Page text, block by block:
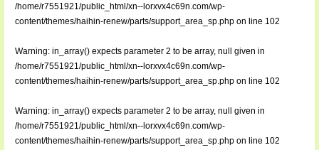
/home/r7551921/public_html/xn--lorxvx4c69n.com/wp-
content/themes/haihin-renew/parts/support_area_sp.phpon line 102
Warning: in_array() expects parameter 2 to be array, null given in
/home/r7551921/public_html/xn--lorxvx4c69n.com/wp-
content/themes/haihin-renew/parts/support_area_sp.phpon line 102
Warning: in_array() expects parameter 2 to be array, null given in
/home/r7551921/public_html/xn--lorxvx4c69n.com/wp-
content/themes/haihin-renew/parts/support_area_sp.phpon line 102